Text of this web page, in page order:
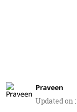
Praveen
Updated on :